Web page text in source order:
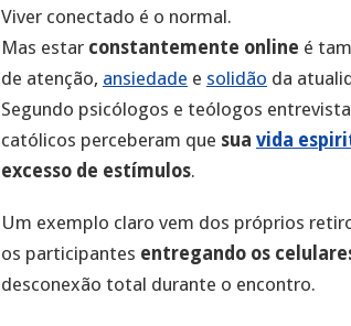
Viver conectado é o normal.
Mas estar constantemente online é
de atenção, ansiedade e solidão da
Segundo psicólogos e teólogos
católicos perceberam que sua vida
excesso de estímulos.
Um exemplo claro vem dos próprios
os participantes entregando os
desconexão total durante o encontro.